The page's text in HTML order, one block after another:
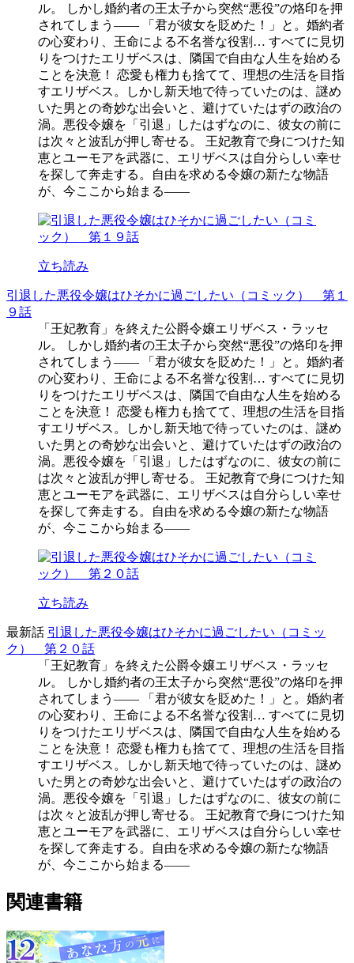
ル。 しかし婚約者の王太子から突然“悪役”の烙印を押
されてしまう―― 「君が彼女を貶めた！」と。婚約者
の心変わり、王命による不名誉な役割… すべてに見切
りをつけたエリザベスは、隣国で自由な人生を始める
ことを決意！ 恋愛も権力も捨てて、理想の生活を目指
すエリザベス。しかし新天地で待っていたのは、謎め
いた男との奇妙な出会いと、避けていたはずの政治の
渦。悪役令嬢を「引退」したはずなのに、彼女の前に
は次々と波乱が押し寄せる。 王妃教育で身につけた知
恵とユーモアを武器に、エリザベスは自分らしい幸せ
を探して奔走する。自由を求める令嬢の新たな物語
が、今ここから始まる――
立ち読み
引退した悪役令嬢はひそかに過ごしたい（コミック） 第１
９話
「王妃教育」を終えた公爵令嬢エリザベス・ラッセ
ル。 しかし婚約者の王太子から突然“悪役”の烙印を押
されてしまう―― 「君が彼女を貶めた！」と。婚約者
の心変わり、王命による不名誉な役割… すべてに見切
りをつけたエリザベスは、隣国で自由な人生を始める
ことを決意！ 恋愛も権力も捨てて、理想の生活を目指
すエリザベス。しかし新天地で待っていたのは、謎め
いた男との奇妙な出会いと、避けていたはずの政治の
渦。悪役令嬢を「引退」したはずなのに、彼女の前に
は次々と波乱が押し寄せる。 王妃教育で身につけた知
恵とユーモアを武器に、エリザベスは自分らしい幸せ
を探して奔走する。自由を求める令嬢の新たな物語
が、今ここから始まる――
立ち読み
最新話 引退した悪役令嬢はひそかに過ごしたい（コミッ
ク） 第２０話
「王妃教育」を終えた公爵令嬢エリザベス・ラッセ
ル。 しかし婚約者の王太子から突然“悪役”の烙印を押
されてしまう―― 「君が彼女を貶めた！」と。婚約者
の心変わり、王命による不名誉な役割… すべてに見切
りをつけたエリザベスは、隣国で自由な人生を始める
ことを決意！ 恋愛も権力も捨てて、理想の生活を目指
すエリザベス。しかし新天地で待っていたのは、謎め
いた男との奇妙な出会いと、避けていたはずの政治の
渦。悪役令嬢を「引退」したはずなのに、彼女の前に
は次々と波乱が押し寄せる。 王妃教育で身につけた知
恵とユーモアを武器に、エリザベスは自分らしい幸せ
を探して奔走する。自由を求める令嬢の新たな物語
が、今ここから始まる――
関連書籍